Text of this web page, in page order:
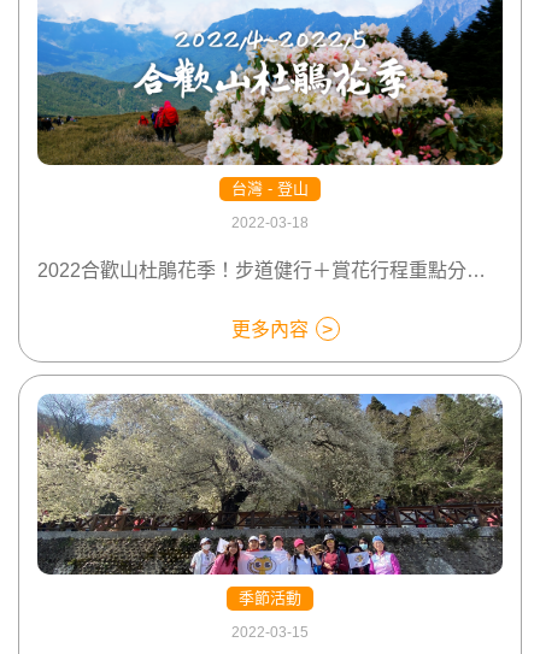
台灣 - 登山
2022-03-18
2022合歡山杜鵑花季！步道健行＋賞花行程重點分析！
更多內容
季節活動
2022-03-15